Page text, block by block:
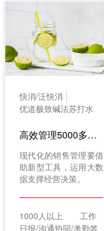
快消/泛快消
优道极致碱法苏打水
高效管理5000多人的营销团队
现代化的销售管理要借
助新型工具，运用大数
据支撑经营决策。
1000人以上
工作
日报/沟通协同/考勤签